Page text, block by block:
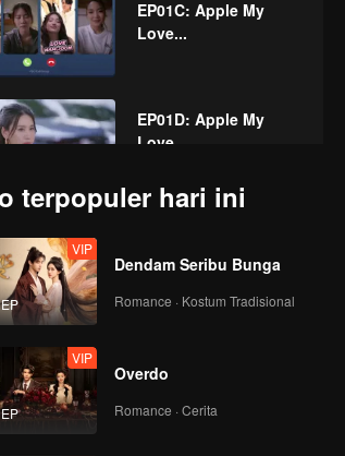
EP01C: Apple My
Love...
EP01D: Apple My
Love...
terpopuler hari ini
VIP
Dendam Seribu Bunga
Romance · Kostum Tradisional
VIP
Overdo
Romance · Cerita